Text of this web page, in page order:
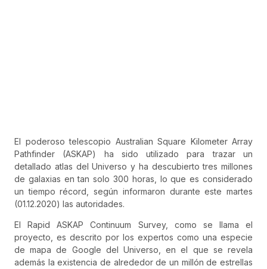
El poderoso telescopio Australian Square Kilometer Array
Pathfinder (ASKAP) ha sido utilizado para trazar un
detallado atlas del Universo y ha descubierto tres millones
de galaxias en tan solo 300 horas, lo que es considerado
un tiempo récord, según informaron durante este martes
(01.12.2020) las autoridades.
El Rapid ASKAP Continuum Survey, como se llama el
proyecto, es descrito por los expertos como una especie
de mapa de Google del Universo, en el que se revela
además la existencia de alrededor de un millón de estrellas